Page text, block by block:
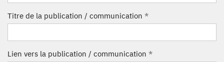
Titre de la publication / communication *
Lien vers la publication / communication *